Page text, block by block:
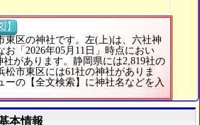
】
東区の神社です。左(上)は、六社神
「2026年05月11日」時点におい
があります。静岡県には2,819社の
市東区には61社の神社がありま
ーの【全文検索】に神社名などを入
本情報